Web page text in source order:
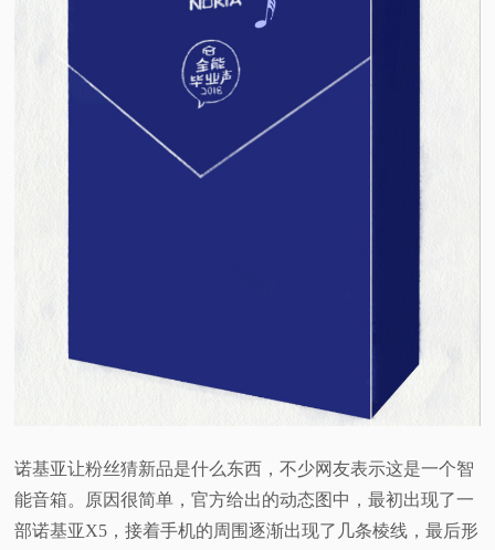
专
诺基亚让粉丝猜新品是什么东西，不少网友表示这是一个智
能音箱。原因很简单，官方给出的动态图中，最初出现了一
部诺基亚X5，接着手机的周围逐渐出现了几条棱线，最后形